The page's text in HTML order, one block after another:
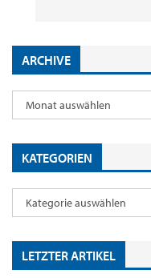
ARCHIVE
KATEGORIEN
LETZTER ARTIKEL